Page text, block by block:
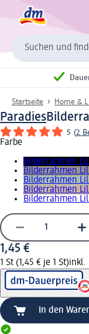
Suchen und
Startseite Home &
Paradies
5 (2
Farbe
Bilderrahmen
Bilderrahmen
Bilderrahmen
Bilderrahmen
Bilderrahmen
1,45 €
1 St (1,45 € je 1 St)inkl.
In den